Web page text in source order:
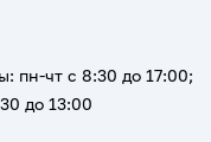
пн-чт с 8:30 до 17:00;
до 13:00